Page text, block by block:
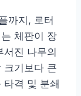
까지, 로터
체판이 장
서진 나무의
크기보다 큰
타격 및 분쇄